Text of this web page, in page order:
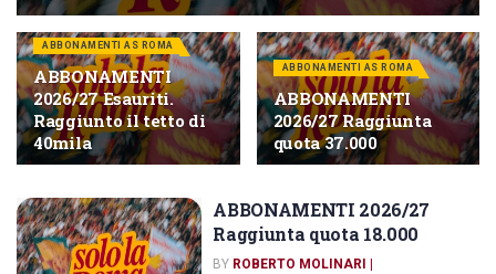
ABBONAMENTI AS ROMA
ABBONAMENTI
2026/27 Esauriti.
Raggiunto il tetto di
40mila
ABBONAMENTI AS ROMA
ABBONAMENTI
2026/27 Raggiunta
quota 37.000
ABBONAMENTI AS ROMA
ABBONAMENTI 2026/27
Raggiunta quota 18.000
BY ROBERTO MOLINARI |